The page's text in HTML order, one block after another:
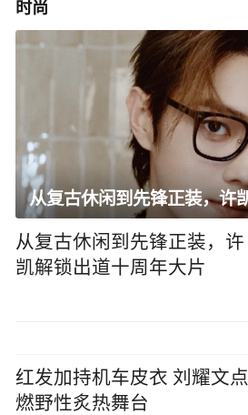
时尚
从复古休闲到先锋正装，许
凯解锁出道十周年大片
红发加持机车皮衣 刘耀文点
燃野性炙热舞台